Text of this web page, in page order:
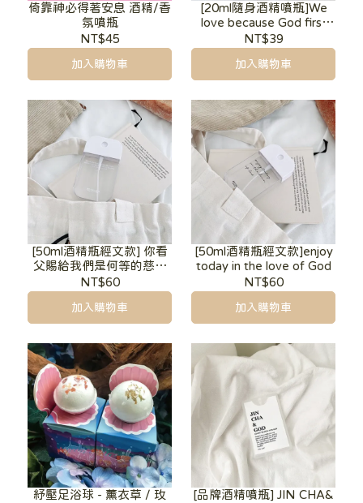
倚靠神必得著安息 酒精/香
氛噴瓶
NT$45
加入購物車
[20ml隨身酒精噴瓶]We
love because God first
loved us(售完斷貨)
NT$39
加入購物車
[50ml酒精瓶經文款] 你看
父賜給我們是何等的慈愛
使我們得稱為神的兒女 我
們也真是他的兒女
NT$60
加入購物車
[50ml酒精瓶經文款]enjoy
today in the love of God
NT$60
加入購物車
紓壓足浴球 - 薰衣草 / 玫
[品牌酒精噴瓶] JIN CHA&